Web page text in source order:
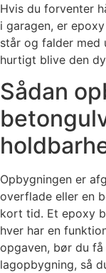
Hvis du forventer
i garagen, er
står og falder med
hurtigt blive den
Sådan
Opbygningen er
overflade eller en
kort tid. Et epoxy
hver har en
opgaven, bør du
lagopbygning, så